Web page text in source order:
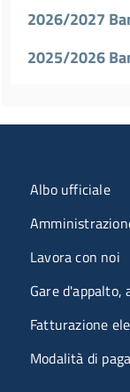
2026/2027
2025/2026
MenuAlbo ufficiale
Lavora con noi
Gare
Fatturazione
Modalità di